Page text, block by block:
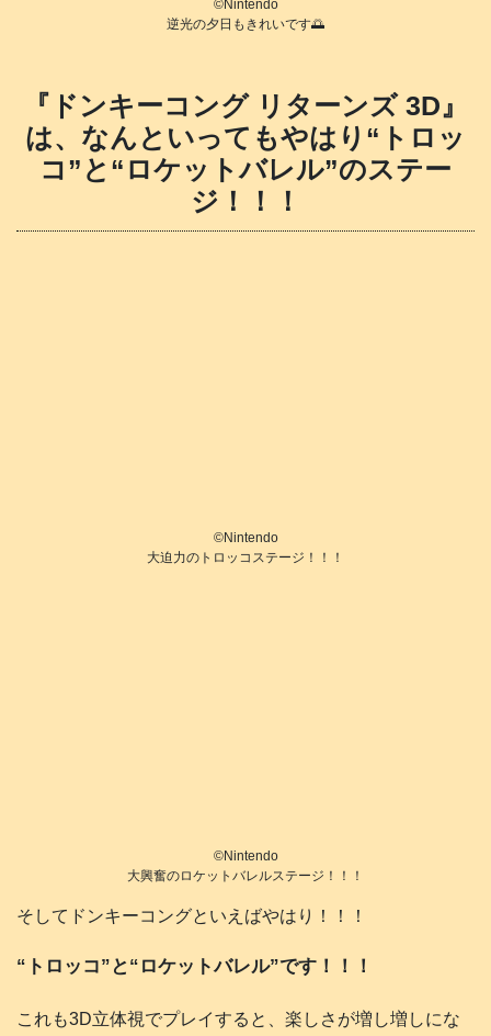
©️Nintendo
逆光の夕日もきれいです🌅
『ドンキーコング リターンズ 3D』
は、なんといってもやはり“トロッ
コ”と“ロケットバレル”のステー
ジ！！！
©️Nintendo
大迫力のトロッコステージ！！！
©️Nintendo
大興奮のロケットバレルステージ！！！
そしてドンキーコングといえばやはり！！！
“トロッコ”と“ロケットバレル”です！！！
これも3D立体視でプレイすると、楽しさが増し増しにな